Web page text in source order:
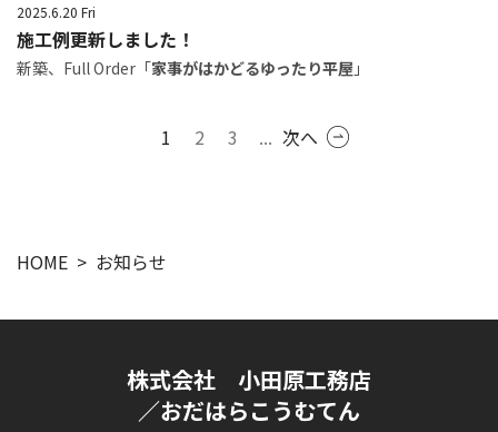
2025.6.20 Fri
施工例更新しました！
新築、Full Order「家事がはかどるゆったり平屋 」
1 2 3 ... 次へ
HOME お知らせ
株式会社 小田原工務店
／おだはらこうむてん